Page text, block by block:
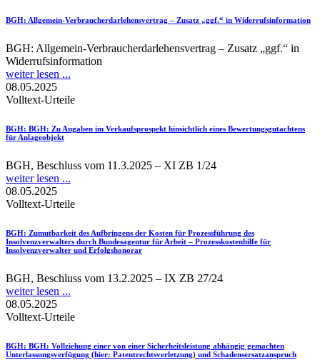
BGH: Allgemein-Verbraucherdarlehensvertrag – Zusatz „ggf.“ in Widerrufsinformation
BGH: Allgemein-Verbraucherdarlehensvertrag – Zusatz „ggf.“ in
Widerrufsinformation
weiter lesen ...
08.05.2025
Volltext-Urteile
BGH: BGH: Zu Angaben im Verkaufsprospekt hinsichtlich eines Bewertungsgutachtens
für Anlageobjekt
BGH, Beschluss vom 11.3.2025 – XI ZB 1/24
weiter lesen ...
08.05.2025
Volltext-Urteile
BGH: Zumutbarkeit des Aufbringens der Kosten für Prozessführung des
Insolvenzverwalters durch Bundesagentur für Arbeit – Prozesskostenhilfe für
Insolvenzverwalter und Erfolgshonorar
BGH, Beschluss vom 13.2.2025 – IX ZB 27/24
weiter lesen ...
08.05.2025
Volltext-Urteile
BGH: BGH: Vollziehung einer von einer Sicherheitsleistung abhängig gemachten
Unterlassungsverfügung (hier: Patentrechtsverletzung) und Schadensersatzanspruch